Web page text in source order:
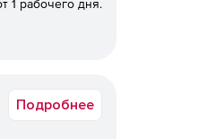
1 рабочего дня.
Подробнее